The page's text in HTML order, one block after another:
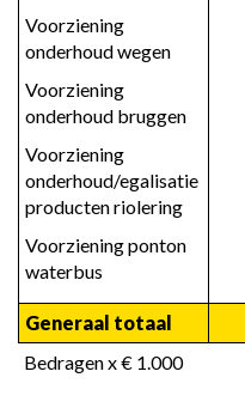
Voorziening
onderhoud wegen
Voorziening
onderhoud bruggen
Voorziening
onderhoud/egalisatie
producten riolering
Voorziening ponton
waterbus
Generaal totaal
Bedragen x € 1.000